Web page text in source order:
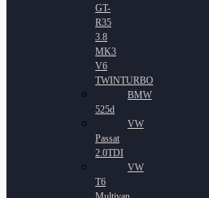
GT-
R35
3.8
MK3
V6
TWINTURBO
BMW
525d
VW
Passat
2.0TDI
VW
T6